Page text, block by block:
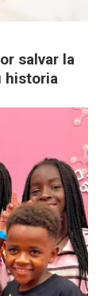
salvar la
historia